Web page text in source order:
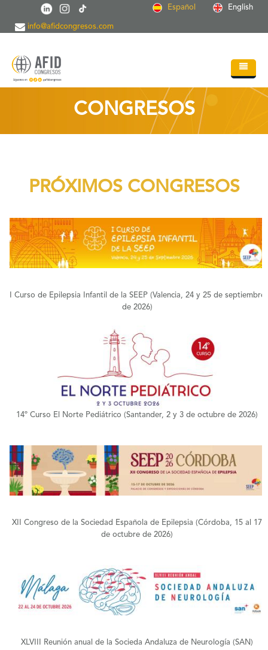
Pasar al contenido principal Español English
info@afidcongresos.com
Soc.Científicas
Blog
Contacto
CONGRESOS
PRÓXIMOS CONGRESOS
+
I Curso de Epilepsia Infantil de la SEEP (Valencia, 24 y 25 de septiembre
de 2026)
+
14º Curso El Norte Pediátrico (Santander, 2 y 3 de octubre de 2026)
+
XII Congreso de la Sociedad Española de Epilepsia (Córdoba, 15 al 17
de octubre de 2026)
+
XLVIII Reunión anual de la Socieda Andaluza de Neurología (SAN)